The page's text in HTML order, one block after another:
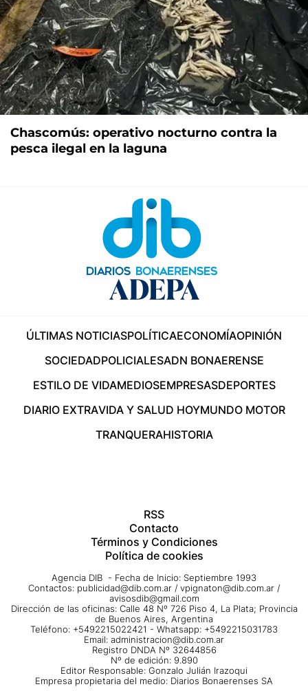
Chascomús: operativo nocturno contra la
pesca ilegal en la laguna
ÚLTIMAS NOTICIASPOLÍTICAECONOMÍAOPINIÓN
SOCIEDADPOLICIALESADN BONAERENSE
ESTILO DE VIDAMEDIOSEMPRESASDEPORTES
DIARIO EXTRAVIDA Y SALUD HOYMUNDO MOTOR
TRANQUERAHISTORIA
RSS
Contacto
Términos y Condiciones
Política de cookies
Agencia DIB - Fecha de Inicio: Septiembre 1993
Contactos: publicidad@dib.com.ar / vpignaton@dib.com.ar /
avisosdib@gmail.com
Dirección de las oficinas: Calle 48 Nº 726 Piso 4, La Plata; Provincia
de Buenos Aires, Argentina
Teléfono: +5492215022421 - Whatsapp: +5492215031783
Email: administracion@dib.com.ar
Registro DNDA Nº 32644856
Nº de edición: 9.890
Editor Responsable: Gonzalo Julián Irazoqui
Empresa propietaria del medio: Diarios Bonaerenses SA